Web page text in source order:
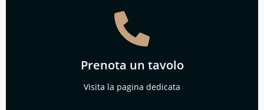
Prenota un tavolo
Visita la pagina dedicata